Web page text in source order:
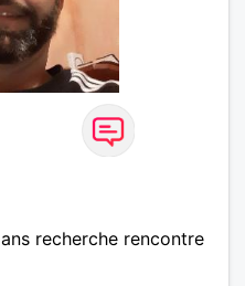
recherche rencontre